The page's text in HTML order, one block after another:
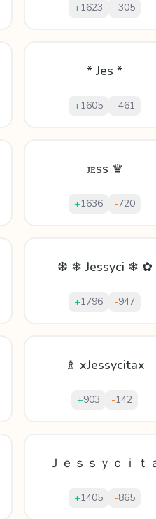
+1623 -305
* Jes *
+1605 -461
ᴊᴇss ♛
+1636 -720
❆ ❄ Jessyci ❄ ✿
+1796 -947
♗ xJessycitax
+903 -142
Ｊｅｓｓｙｃｉｔ
+1405 -865